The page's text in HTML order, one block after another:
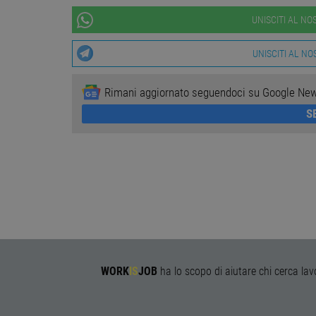
UNISCITI AL
UNISCITI AL
Rimani aggiornato seguendoci su Google
WORK ISJOB ha lo scopo di aiutare chi cerca
I cookie strettamente
Nome